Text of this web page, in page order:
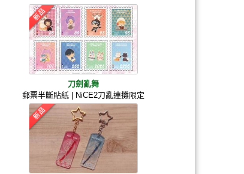
刀劍亂舞
郵票半斷貼紙 | NiCE2刀亂連攤限定